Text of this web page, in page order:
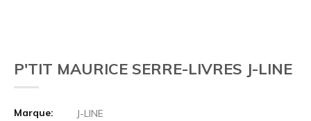
P'TIT MAURICE SERRE-LIVRES J-LINE
Marque:
J-LINE